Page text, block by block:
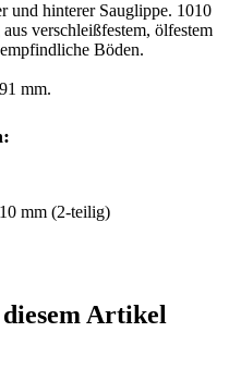
und hinterer Sauglippe. 1010
verschleißfestem, ölfestem
Böden.
mm.
mm (2-teilig)
diesem Artikel